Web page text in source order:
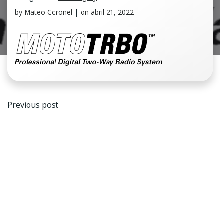
by Mateo Coronel | on abril 21, 2022
Navegación
Previous post